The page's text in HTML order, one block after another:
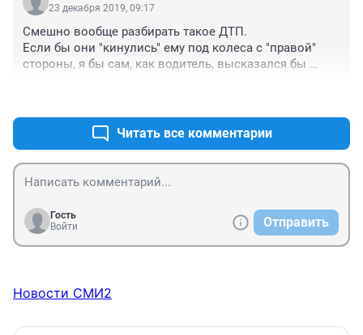
поощрающие автомобилизацию. Ну и водитель, ему
23 декабря 2019, 09:17
Смешно вообще разбирать такое ДТП.
Если бы они "кинулись" ему под колеса с "правой"
стороны, я бы сам, как водитель, высказался бы
Такое ощущение, что специально на таран пошел.
Читать все комментарии
Гость
Войти
Отправить
Новости СМИ2